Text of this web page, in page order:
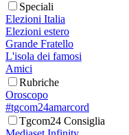
Speciali
Elezioni Italia
Elezioni estero
Grande Fratello
L'isola dei famosi
Amici
Rubriche
Oroscopo
#tgcom24amarcord
Tgcom24 Consiglia